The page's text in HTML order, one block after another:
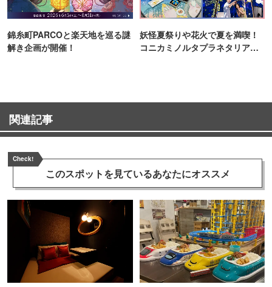
錦糸町PARCOと楽天地を巡る謎
解き企画が開催！
妖怪夏祭りや花火で夏を満喫！
コニカミノルタプラネタリア
関連記事
Check!
このスポットを見ているあなたにオススメ